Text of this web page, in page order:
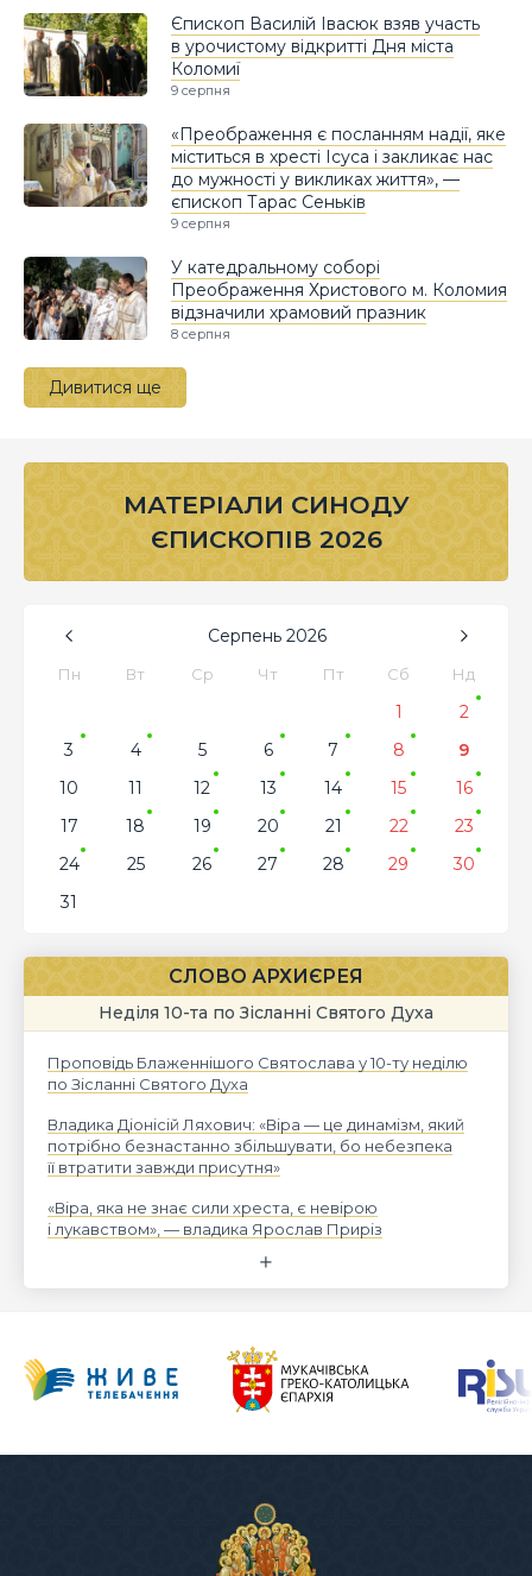
Єпископ Василій Івасюк взяв участь
в урочистому відкритті Дня міста
Коломиї
9 серпня
«Преображення є посланням надії, яке
міститься в хресті Ісуса і закликає нас
до мужності у викликах життя», —
єпископ Тарас Сеньків
9 серпня
У катедральному соборі
Преображення Христового м. Коломия
відзначили храмовий празник
8 серпня
Дивитися ще
МАТЕРІАЛИ СИНОДУ
ЄПИСКОПІВ 2026
Серпень 2026
Пн Вт Ср Чт Пт Сб Нд
1
2
3
4 5 6 7 8
9
10
11 12 13 14 15
16
17
18 19 20 21 22
23
24
25 26 27 28 29
30
31
СЛОВО АРХИЄРЕЯ
Неділя 10-та по Зісланні Святого Духа
Проповідь Блаженнішого Святослава у 10-ту неділю
по Зісланні Святого Духа
Владика Діонісій Ляхович: «Віра — це динамізм, який
потрібно безнастанно збільшувати, бо небезпека
її втратити завжди присутня»
«Віра, яка не знає сили хреста, є невірою
і лукавством», — владика Ярослав Приріз